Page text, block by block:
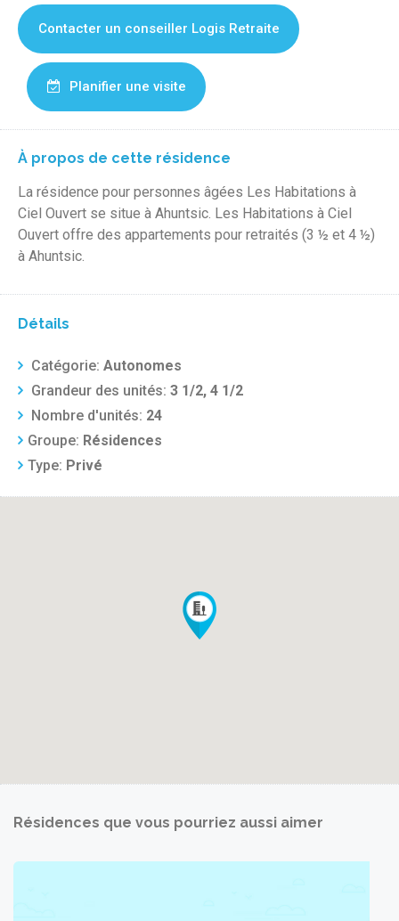
Contacter un conseiller Logis Retraite
Planifier une visite
À propos de cette résidence
La résidence pour personnes âgées Les Habitations à
Ciel Ouvert se situe à Ahuntsic. Les Habitations à Ciel
Ouvert offre des appartements pour retraités (3 ½ et 4 ½)
à Ahuntsic.
Détails
Catégorie: Autonomes
Grandeur des unités: 3 1/2, 4 1/2
Nombre d'unités: 24
Groupe: Résidences
Type: Privé
Résidences que vous pourriez aussi aimer